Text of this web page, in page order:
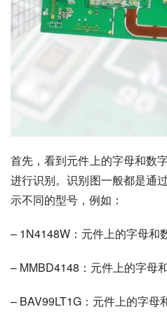
首先，看到元件上的字母和数
进行识别。识别图一般都是通
示不同的型号，例如：
– 1N4148W：元件上的字母和
– MMBD4148：元件上的字母
– BAV99LT1G：元件上的字母